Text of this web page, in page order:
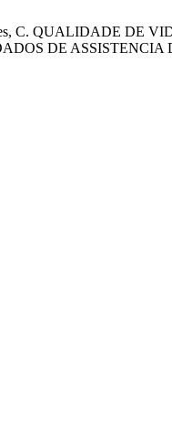
C. QUALIDADE DE
DE